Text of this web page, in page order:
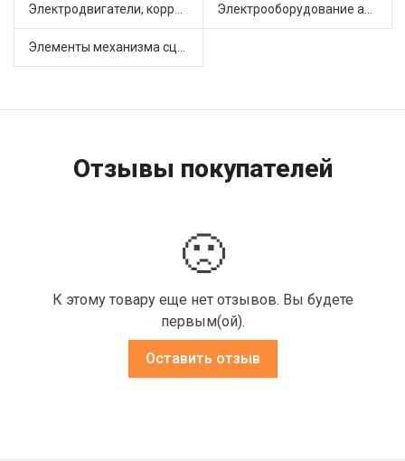
Электродвигатели, корректоры и приводы автомобильн (22) Электрооборудование автомобилей (25)
Элементы механизма сцепления (63)
Отзывы покупателей
🙁
К этому товару еще нет отзывов. Вы будете
первым(ой).
Оставить отзыв